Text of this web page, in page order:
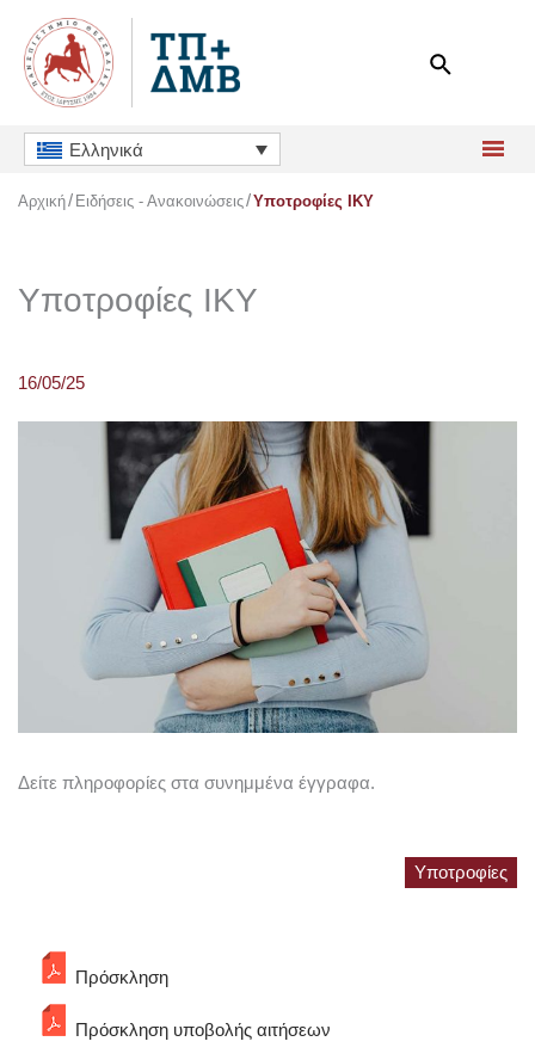
περιεχόμενο
Ελληνικά
Αρχική Ειδήσεις - Ανακοινώσεις Υποτροφίες ΙΚΥ
Υποτροφίες ΙΚΥ
16/05/25
Δείτε πληροφορίες στα συνημμένα έγγραφα.
Υποτροφίες
Πρόσκληση
Πρόσκληση υποβολής αιτήσεων